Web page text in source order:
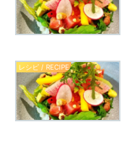
レシピ / RECIPE